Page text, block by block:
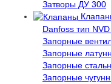
Затворы ДУ 300
Danfoss тип
Запорные
Запорные
Запорные
Запорные